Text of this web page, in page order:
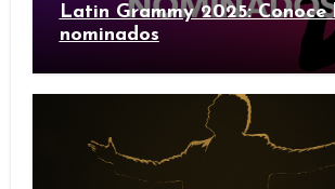
Latin Grammy 2025: Conoce
nominados